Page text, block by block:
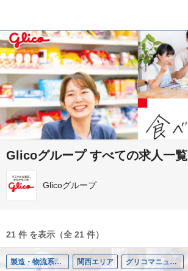
Glicoグループ すべての求人一覧
Glicoグループ
21 件 を表示（全 21 件）
製造・物流系職種 関西エリア グリコマニュファクチャリングジャパン株式会社